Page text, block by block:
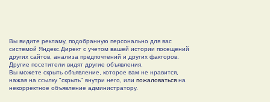
Вы видите рекламу, подобранную персонально для вас
системой Яндекс.Директ с учетом вашей истории посещений
других сайтов, анализа предпочтений и других факторов.
Другие посетители видят другие объявления.
Вы можете скрыть объявление, которое вам не нравится,
нажав на ссылку "скрыть" внутри него, или пожаловаться на
некорректное объявление администратору.